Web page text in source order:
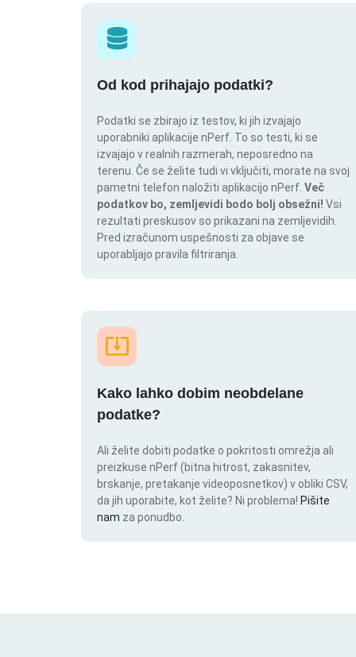
Od kod prihajajo podatki?
Podatki se zbirajo iz testov, ki jih izvajajo
uporabniki aplikacije nPerf. To so testi, ki se
izvajajo v realnih razmerah, neposredno na
terenu. Če se želite tudi vi vključiti, morate na svoj
pametni telefon naložiti aplikacijo nPerf. Več
podatkov bo, zemljevidi bodo bolj obsežni! Vsi
rezultati preskusov so prikazani na zemljevidih.
Pred izračunom uspešnosti za objave se
uporabljajo pravila filtriranja.
Kako lahko dobim neobdelane
podatke?
Ali želite dobiti podatke o pokritosti omrežja ali
preizkuse nPerf (bitna hitrost, zakasnitev,
brskanje, pretakanje videoposnetkov) v obliki CSV,
da jih uporabite, kot želite? Ni problema! Pišite
nam za ponudbo.